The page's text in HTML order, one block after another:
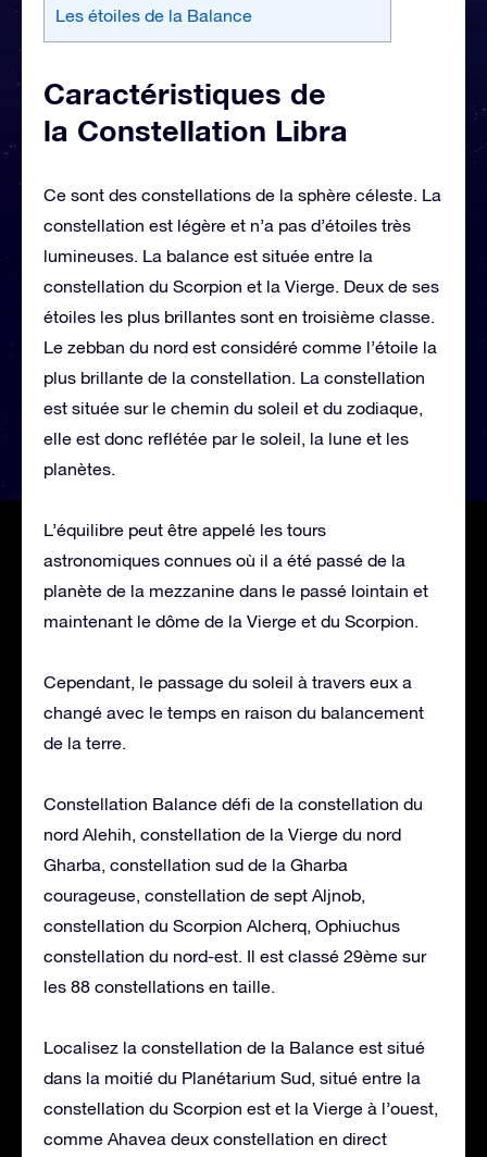
Les étoiles de la Balance
Caractéristiques de
la Constellation Libra
Ce sont des constellations de la sphère céleste. La
constellation est légère et n’a pas d’étoiles très
lumineuses. La balance est située entre la
constellation du Scorpion et la Vierge. Deux de ses
étoiles les plus brillantes sont en troisième classe.
Le zebban du nord est considéré comme l’étoile la
plus brillante de la constellation. La constellation
est située sur le chemin du soleil et du zodiaque,
elle est donc reflétée par le soleil, la lune et les
planètes.
L’équilibre peut être appelé les tours
astronomiques connues où il a été passé de la
planète de la mezzanine dans le passé lointain et
maintenant le dôme de la Vierge et du Scorpion.
Cependant, le passage du soleil à travers eux a
changé avec le temps en raison du balancement
de la terre.
Constellation Balance défi de la constellation du
nord Alehih, constellation de la Vierge du nord
Gharba, constellation sud de la Gharba
courageuse, constellation de sept Aljnob,
constellation du Scorpion Alcherq, Ophiuchus
constellation du nord-est. Il est classé 29ème sur
les 88 constellations en taille.
Localisez la constellation de la Balance est situé
dans la moitié du Planétarium Sud, situé entre la
constellation du Scorpion est et la Vierge à l’ouest,
comme Ahavea deux constellation en direct